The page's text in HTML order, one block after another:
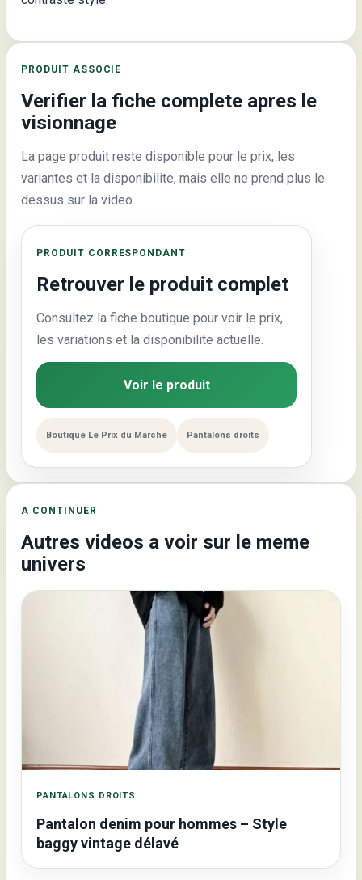
PRODUIT ASSOCIE
Verifier la fiche complete apres le
visionnage
La page produit reste disponible pour le prix, les
variantes et la disponibilite, mais elle ne prend plus le
dessus sur la video.
PRODUIT CORRESPONDANT
Retrouver le produit complet
Consultez la fiche boutique pour voir le prix,
les variations et la disponibilite actuelle.
Voir le produit
Boutique Le Prix du Marche Pantalons droits
A CONTINUER
Autres videos a voir sur le meme
univers
PANTALONS DROITS
Pantalon denim pour hommes – Style
baggy vintage délavé